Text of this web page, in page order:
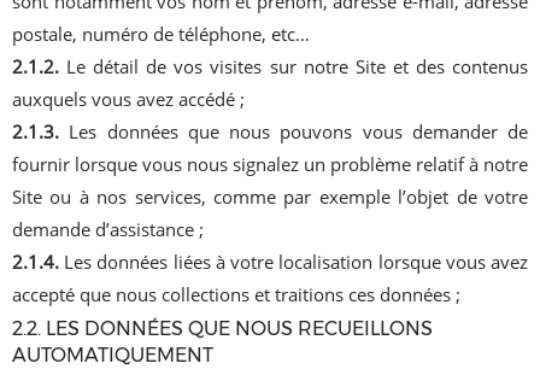
postale, numéro de téléphone, etc…
2.1.2. Le détail de vos visites sur notre Site et des contenus
auxquels vous avez accédé ;
2.1.3. Les données que nous pouvons vous demander de
fournir lorsque vous nous signalez un problème relatif à notre
Site ou à nos services, comme par exemple l’objet de votre
demande d’assistance ;
2.1.4. Les données liées à votre localisation lorsque vous avez
accepté que nous collections et traitions ces données ;
2.2. LES DONNÉES QUE NOUS RECUEILLONS
AUTOMATIQUEMENT